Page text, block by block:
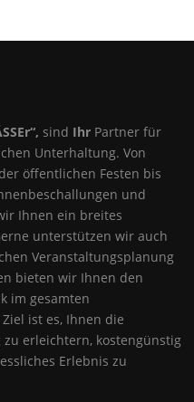
sind Ihr Partner für
Unterhaltung. Von
öffentlichen Festen bis
und
Ihnen ein breites
unterstützen wir auch
Veranstaltungsplanung
bieten wir Ihnen den
im gesamten
ist es, Ihnen die
erleichtern, kostengünstig
Erlebnis zu